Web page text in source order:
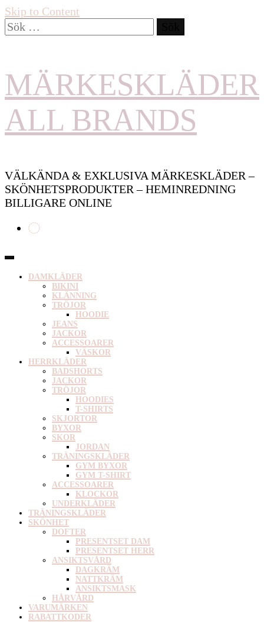
Skip to Content
Sök
efter:
MÄRKESKLÄDER
ALL BRANDS
VÄLKÄNDA & EXKLUSIVA MÄRKESKLÄDER –
SKÖNHETSPRODUKTER – HEMINREDNING
BILLIGARE ONLINE
DAMKLÄDER
BIKINI
KLÄNNING
TRÖJOR
HOODIE
JEANS
JACKOR
ACCESSOARER
VÄSKOR
HERRKLÄDER
BADSHORTS
JACKOR
TRÖJOR
HOODIES
T-SHIRTS
SKJORTOR
BYXOR
SKOR
JORDAN
TRÄNINGSKLÄDER
GYM BYXOR
GYM T-SHIRT
ACCESSOARER
KLOCKOR
UNDERKLÄDER
TRÄNINGSKLÄDER
SKÖNHET
DOFTER
PRESENTSET DAM
PRESENTSET HERR
ANSIKTSVÅRD
DAGKRÄM
NATTKRÄM
ANSIKTSMASK
HÅRVÅRD
VARUMÄRKEN
RABATTKODER